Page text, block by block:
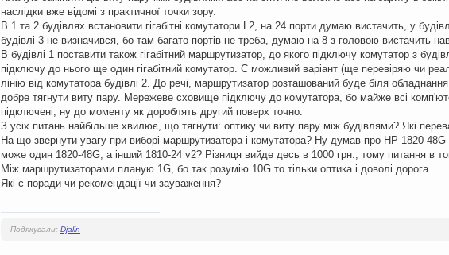
наслідки вже відомі з практичної точки зору.
В 1 та 2 будівлях встановити гігабітні комутатори L2, на 24 порти думаю вистачить, у
будівлі 3 не визначився, бо там багато портів не треба, думаю на 8 з головою вистачить
В будівлі 1 поставити також гігабітний маршрутизатор, до якого підключу комутатор з
підключу до нього ще один гігабітний комутатор. Є можливий варіант (ще перевіряю чи
лінію від комутатора будівлі 2. До речі, маршрутизатор розташований буде біля
добре тягнути виту пару. Мережеве сховище підключу до комутатора, бо майже всі
підключені, ну до моменту як дороблять другий поверх точно.
З усіх питань найбільше хвилює, що тягнути: оптику чи виту пару між будівлями? Які
На що звернути увагу при виборі маршрутизатора і комутатора? Ну думав про HP 1820-
може один 1820-48G, а інший 1810-24 v2? Різниця вийде десь в 1000 грн., тому питання в
Між маршрутизаторами планую 1G, бо так розумію 10G то тільки оптика і доволі дорога.
Які є поради чи рекомендації чи зауваження?
Подякували: Djalin